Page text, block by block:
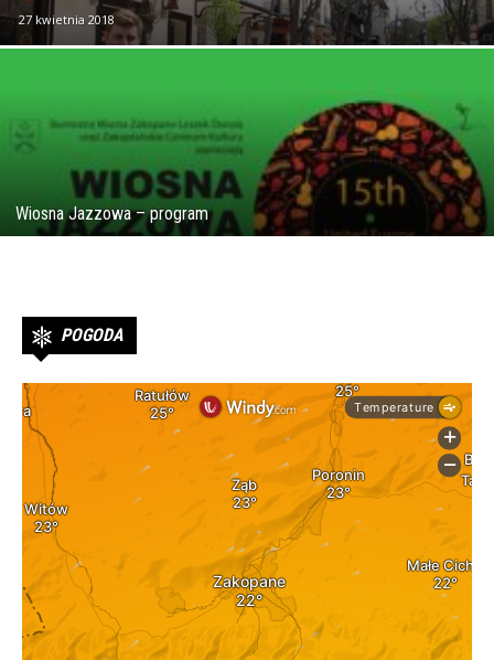
27 kwietnia 2018
Wiosna Jazzowa – program
POGODA